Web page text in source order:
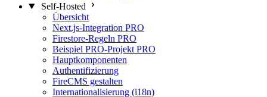
Self-Hosted
Übersicht
Next.js-Integration PRO
Firestore-Regeln PRO
Beispiel PRO-Projekt PRO
Hauptkomponenten
Authentifizierung
FireCMS gestalten
Internationalisierung (i18n)